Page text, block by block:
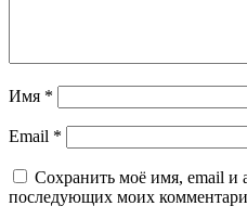
Имя *
Email *
Сохранить моё имя, email и
последующих моих